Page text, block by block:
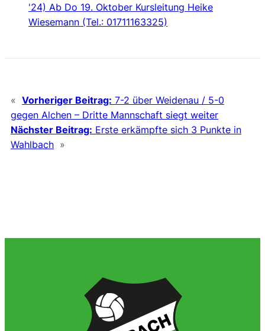
« Vorheriger Beitrag: 7-2 über Weidenau / 5-0
gegen Alchen – Dritte Mannschaft siegt weiter
Nächster Beitrag: Erste erkämpfte sich 3 Punkte in
Wahlbach »